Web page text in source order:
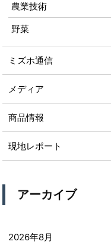
農業技術
野菜
ミズホ通信
メディア
商品情報
現地レポート
アーカイブ
2026年8月